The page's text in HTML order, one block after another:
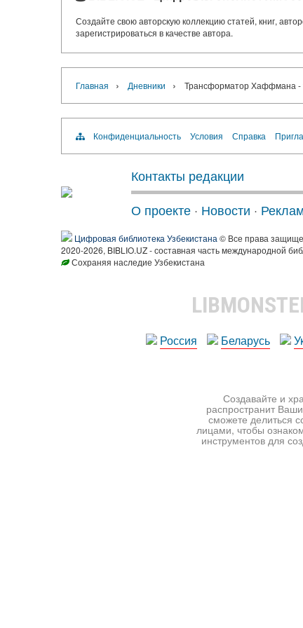
Создайте свою авторскую коллекцию статей, книг,
зарегистрироваться в качестве автора.
Главная › Дневники › Трансформатор Хаффмана -
Конфиденциальность Условия Справка
Контакты редакции
О проекте · Новости ·
Цифровая библиотека Узбекистана © Все права
2020-2026, BIBLIO.UZ - составная часть международной
Сохраняя наследие Узбекистана
Россия Беларусь
Создавайте и
распространит
сможете делиться
лицами, чтобы
инструментов для